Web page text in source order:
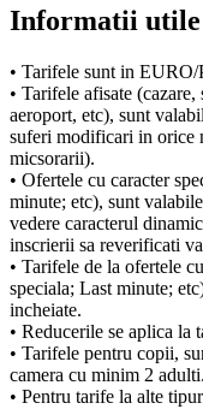
Informatii utile
• Tarifele sunt in
• Tarifele afisate
aeroport, etc), sunt
suferi modificari in orice
micsorarii).
• Ofertele cu caracter
minute; etc), sunt
vedere caracterul
inscrierii sa reverificati
• Tarifele de la ofertele
speciala; Last minute;
incheiate.
• Reducerile se aplica la
• Tarifele pentru copii,
camera cu minim 2 adulti.
• Pentru tarife la alte